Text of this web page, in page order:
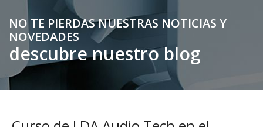
NO TE PIERDAS NUESTRAS NOTICIAS Y
NOVEDADES
descubre nuestro blog